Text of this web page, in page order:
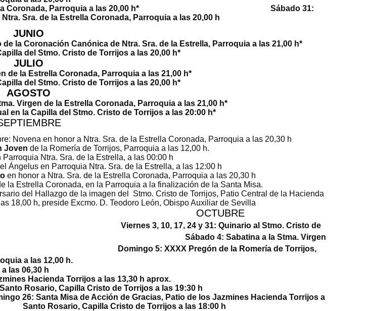
la Estrella Coronada, Parroquia a las 20,00 h* Sábado 31:
Sra. de la Estrella Coronada, Parroquia a las 20,00 h
JUNIO
la Coronación Canónica de Ntra. Sra. de la Estrella, Parroquia a las 21,00 h*
del Stmo. Cristo de Torrijos a las 20,00 h*
JULIO
de la Estrella Coronada, Parroquia a las 21,00 h*
del Stmo. Cristo de Torrijos a las 20,00 h*
AGOSTO
Virgen de la Estrella Coronada, Parroquia a las 21,00 h*
en la Capilla del Stmo. Cristo de Torrijos a las 20:00 h*
en honor a Ntra. Sra. de la Estrella Coronada, Parroquia a las 20,30 h
Joven de la Romería de Torrijos, Parroquia a las 12,00 h.
Sra. de la Estrella, a las 00:00 h
Sra. de la Estrella, a las 12:00 h
en honor a Ntra. Sra. de la Estrella Coronada, Parroquia a las 20,30 h
la Estrella Coronada, en la Parroquia a la finalización de la Santa Misa.
del Hallazgo de la imagen del Stmo. Cristo de Torrijos, Patio Central de la Hacienda
D. Teodoro León, Obispo Auxiliar de Sevilla
Viernes 3, 10, 17, 24 y 31: Quinario al Stmo. Cristo de
h Sábado 4: Sabatina a la Stma. Virgen
20,00 h* Domingo 5: XXXX Pregón de la Romería de Torrijos,
a las 12,00 h.
a las 06,30 h
Jazmines Hacienda Torrijos a las 13,30 h aprox.
Santo Rosario, Capilla Cristo de Torrijos a las 19:30 h
Santa Misa de Acción de Gracias, Patio de los Jazmines Hacienda Torrijos a
Santo Rosario, Capilla Cristo de Torrijos a las 18:00 h